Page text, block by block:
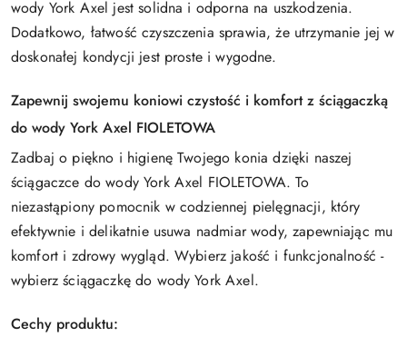
wody York Axel jest solidna i odporna na uszkodzenia.
Dodatkowo, łatwość czyszczenia sprawia, że utrzymanie jej w
doskonałej kondycji jest proste i wygodne.
Zapewnij swojemu koniowi czystość i komfort z ściągaczką
do wody York Axel FIOLETOWA
Zadbaj o piękno i higienę Twojego konia dzięki naszej
ściągaczce do wody York Axel FIOLETOWA. To
niezastąpiony pomocnik w codziennej pielęgnacji, który
efektywnie i delikatnie usuwa nadmiar wody, zapewniając mu
komfort i zdrowy wygląd. Wybierz jakość i funkcjonalność -
wybierz ściągaczkę do wody York Axel.
Cechy produktu: